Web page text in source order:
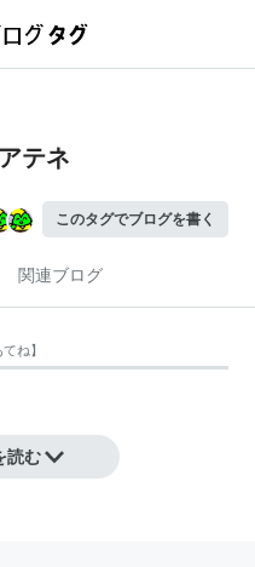
テネ
このタグでブログを書く
関連ブログ
てね】
読む